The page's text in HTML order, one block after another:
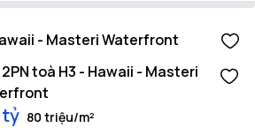
- Masteri Waterfront
toà H3 - Hawaii - Masteri
tỷ 80 triệu/m²